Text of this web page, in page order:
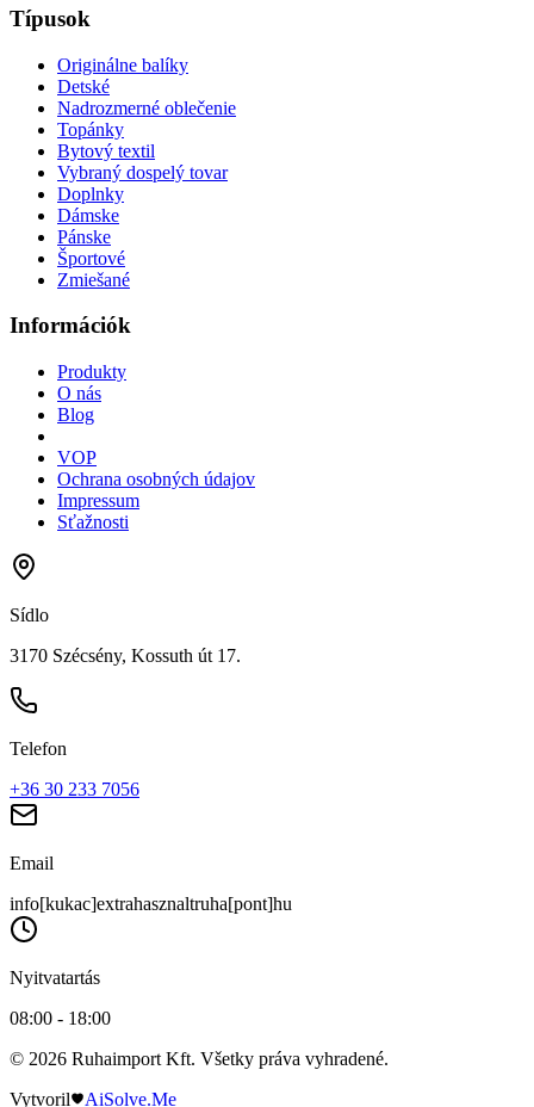
Típusok
Originálne balíky
Detské
Nadrozmerné oblečenie
Topánky
Bytový textil
Vybraný dospelý tovar
Doplnky
Dámske
Pánske
Športové
Zmiešané
Információk
Produkty
O nás
Blog
VOP
Ochrana osobných údajov
Impressum
Sťažnosti
Sídlo
3170 Szécsény, Kossuth út 17.
Telefon
+36 30 233 7056
Email
info[kukac]extrahasznaltruha[pont]hu
Nyitvatartás
08:00 - 18:00
© 2026 Ruhaimport Kft. Všetky práva vyhradené.
Vytvoril
AiSolve.Me